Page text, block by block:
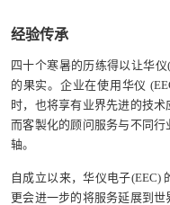
经验传承
四十个寒暑的历练得以让华
的果实。企业在使用华仪
时，也将享有业界先进的技术
而客製化的顾问服务与不同
轴。
自成立以来，华仪电子(EEC)
更会进一步的将服务延展到